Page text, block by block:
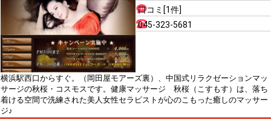
口コミ[1件]
045-323-5681
横浜駅西口からすぐ。（岡田屋モアーズ裏）、中国式リラクゼーションマッ
サージの秋桜・コスモスです。健康マッサージ 秋桜（こすもす）は、落ち
着ける空間で洗練された美人女性セラピストが心のこもった癒しのマッサー
ジ♪